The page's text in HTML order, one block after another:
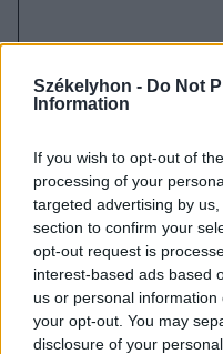
Székelyhon - Do Not
Information
If you wish to opt-out of
processing of your
targeted advertising by
section to confirm your
opt-out request is
interest-based ads based
us or personal
your opt-out. You may
disclosure of your